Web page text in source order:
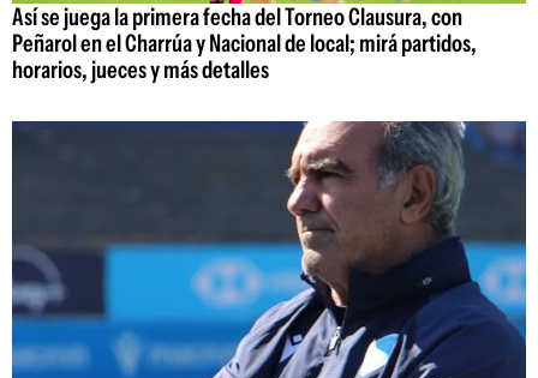
Así se juega la primera fecha del Torneo Clausura, con
Peñarol en el Charrúa y Nacional de local; mirá partidos,
horarios, jueces y más detalles